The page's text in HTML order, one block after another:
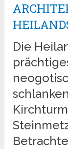
Die